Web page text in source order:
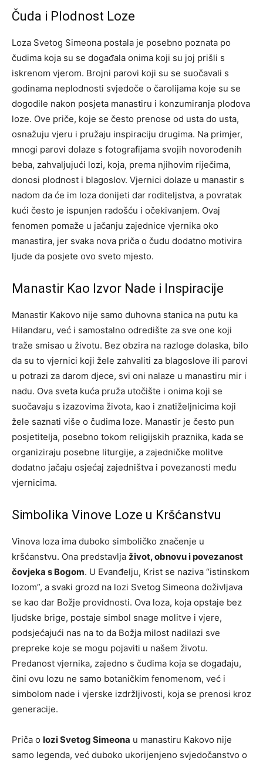
Čuda i Plodnost Loze
Loza Svetog Simeona postala je posebno poznata po
čudima koja su se događala onima koji su joj prišli s
iskrenom vjerom. Brojni parovi koji su se suočavali s
godinama neplodnosti svjedoče o čarolijama koje su se
dogodile nakon posjeta manastiru i konzumiranja plodova
loze. Ove priče, koje se često prenose od usta do usta,
osnažuju vjeru i pružaju inspiraciju drugima. Na primjer,
mnogi parovi dolaze s fotografijama svojih novorođenih
beba, zahvaljujući lozi, koja, prema njihovim riječima,
donosi plodnost i blagoslov. Vjernici dolaze u manastir s
nadom da će im loza donijeti dar roditeljstva, a povratak
kući često je ispunjen radošću i očekivanjem. Ovaj
fenomen pomaže u jačanju zajednice vjernika oko
manastira, jer svaka nova priča o čudu dodatno motivira
ljude da posjete ovo sveto mjesto.
Manastir Kao Izvor Nade i Inspiracije
Manastir Kakovo nije samo duhovna stanica na putu ka
Hilandaru, već i samostalno odredište za sve one koji
traže smisao u životu. Bez obzira na razloge dolaska, bilo
da su to vjernici koji žele zahvaliti za blagoslove ili parovi
u potrazi za darom djece, svi oni nalaze u manastiru mir i
nadu. Ova sveta kuća pruža utočište i onima koji se
suočavaju s izazovima života, kao i znatiželjnicima koji
žele saznati više o čudima loze. Manastir je često pun
posjetitelja, posebno tokom religijskih praznika, kada se
organiziraju posebne liturgije, a zajedničke molitve
dodatno jačaju osjećaj zajedništva i povezanosti među
vjernicima.
Simbolika Vinove Loze u Kršćanstvu
Vinova loza ima duboko simboličko značenje u
kršćanstvu. Ona predstavlja život, obnovu i povezanost
čovjeka s Bogom. U Evanđelju, Krist se naziva “istinskom
lozom”, a svaki grozd na lozi Svetog Simeona doživljava
se kao dar Božje providnosti. Ova loza, koja opstaje bez
ljudske brige, postaje simbol snage molitve i vjere,
podsjećajući nas na to da Božja milost nadilazi sve
prepreke koje se mogu pojaviti u našem životu.
Predanost vjernika, zajedno s čudima koja se događaju,
čini ovu lozu ne samo botaničkim fenomenom, već i
simbolom nade i vjerske izdržljivosti, koja se prenosi kroz
generacije.
Priča o lozi Svetog Simeona u manastiru Kakovo nije
samo legenda, već duboko ukorijenjeno svjedočanstvo o